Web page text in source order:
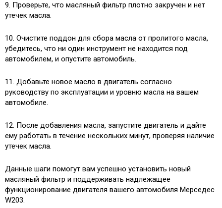
9. Проверьте, что масляный фильтр плотно закручен и нет
утечек масла.
10. Очистите поддон для сбора масла от пролитого масла,
убедитесь, что ни один инструмент не находится под
автомобилем, и опустите автомобиль.
11. Добавьте новое масло в двигатель согласно
руководству по эксплуатации и уровню масла на вашем
автомобиле.
12. После добавления масла, запустите двигатель и дайте
ему работать в течение нескольких минут, проверяя наличие
утечек масла.
Данные шаги помогут вам успешно установить новый
масляный фильтр и поддерживать надлежащее
функционирование двигателя вашего автомобиля Мерседес
W203.